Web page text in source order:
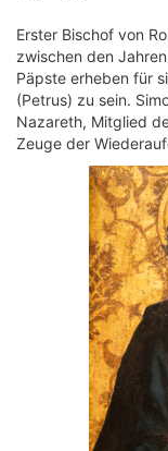
Erster Bischof von
zwischen den
Päpste erheben für
(Petrus) zu sein.
Nazareth, Mitglied
Zeuge der